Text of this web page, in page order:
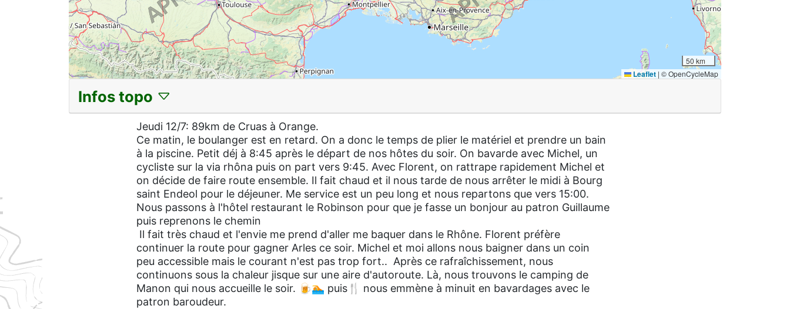
50 km
Leaflet | © OpenCycleMap
Infos topo
Jeudi 12/7: 89km de Cruas à Orange.
Ce matin, le boulanger est en retard. On a donc le temps de plier le matériel et prendre un bain
à la piscine. Petit déj à 8:45 après le départ de nos hôtes du soir. On bavarde avec Michel, un
cycliste sur la via rhôna puis on part vers 9:45. Avec Florent, on rattrape rapidement Michel et
on décide de faire route ensemble. Il fait chaud et il nous tarde de nous arrêter le midi à Bourg
saint Endeol pour le déjeuner. Me service est un peu long et nous repartons que vers 15:00.
Nous passons à l'hôtel restaurant le Robinson pour que je fasse un bonjour au patron Guillaume
puis reprenons le chemin
Il fait très chaud et l'envie me prend d'aller me baquer dans le Rhône. Florent préfère
continuer la route pour gagner Arles ce soir. Michel et moi allons nous baigner dans un coin
peu accessible mais le courant n'est pas trop fort.. Après ce rafraîchissement, nous
continuons sous la chaleur jisque sur une aire d'autoroute. Là, nous trouvons le camping de
Manon qui nous accueille le soir. 🍺🏊 puis🍴 nous emmène à minuit en bavardages avec le
patron baroudeur.